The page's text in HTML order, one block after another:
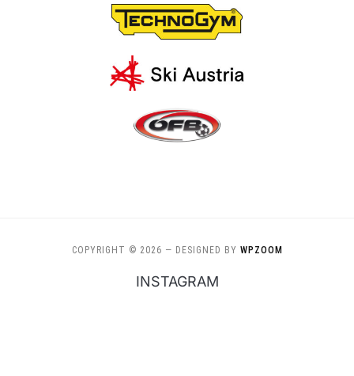
COPYRIGHT © 2026 — DESIGNED BY WPZOOM
INSTAGRAM